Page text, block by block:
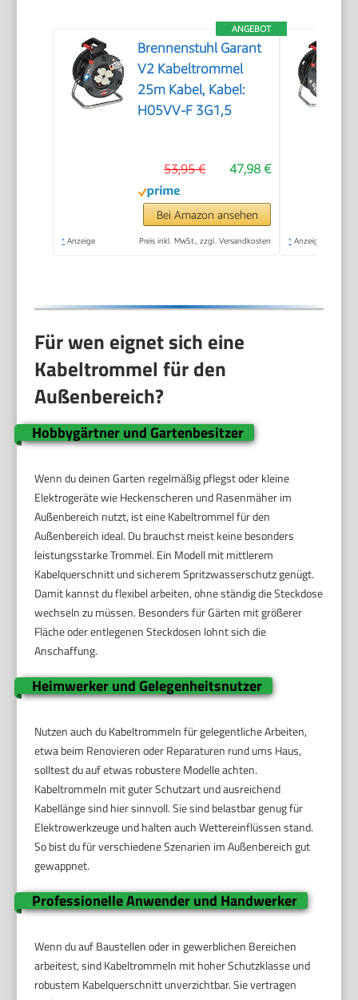
ANGEBOT
Brennenstuhl Garant
V2 Kabeltrommel
25m Kabel, Kabel:
H05VV-F 3G1,5
47,98 €
53,95 €
Bei Amazon ansehen
* Anzeige Preis inkl. MwSt., zzgl. Versandkosten * Anzeige
Für wen eignet sich eine
Kabeltrommel für den
Außenbereich?
Hobbygärtner und Gartenbesitzer
Wenn du deinen Garten regelmäßig pflegst oder kleine
Elektrogeräte wie Heckenscheren und Rasenmäher im
Außenbereich nutzt, ist eine Kabeltrommel für den
Außenbereich ideal. Du brauchst meist keine besonders
leistungsstarke Trommel. Ein Modell mit mittlerem
Kabelquerschnitt und sicherem Spritzwasserschutz genügt.
Damit kannst du flexibel arbeiten, ohne ständig die Steckdose
wechseln zu müssen. Besonders für Gärten mit größerer
Fläche oder entlegenen Steckdosen lohnt sich die
Anschaffung.
Heimwerker und Gelegenheitsnutzer
Nutzen auch du Kabeltrommeln für gelegentliche Arbeiten,
etwa beim Renovieren oder Reparaturen rund ums Haus,
solltest du auf etwas robustere Modelle achten.
Kabeltrommeln mit guter Schutzart und ausreichend
Kabellänge sind hier sinnvoll. Sie sind belastbar genug für
Elektrowerkzeuge und halten auch Wettereinflüssen stand.
So bist du für verschiedene Szenarien im Außenbereich gut
gewappnet.
Professionelle Anwender und Handwerker
Wenn du auf Baustellen oder in gewerblichen Bereichen
arbeitest, sind Kabeltrommeln mit hoher Schutzklasse und
robustem Kabelquerschnitt unverzichtbar. Sie vertragen